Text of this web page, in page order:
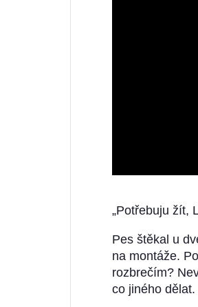
„Potřebuju žít,
Pes štěkal u
na montáže.
rozbrečím?
co jiného dělat.